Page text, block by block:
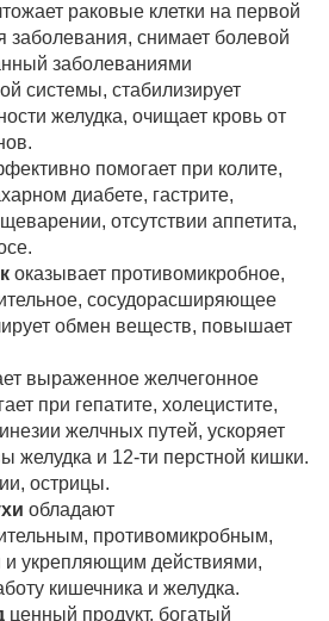
раковые клетки на первой
заболевания, снимает болевой
заболеваниями
системы, стабилизирует
желудка, очищает кровь от
помогает при колите,
диабете, гастрите,
отсутствии аппетита,
оказывает противомикробное,
сосудорасширяющее
обмен веществ, повышает
выраженное желчегонное
при гепатите, холецистите,
желчных путей, ускоряет
желудка и 12-ти перстной кишки.
острицы.
обладают
противомикробным,
и укрепляющим действиями,
кишечника и желудка.
ценный продукт, богатый